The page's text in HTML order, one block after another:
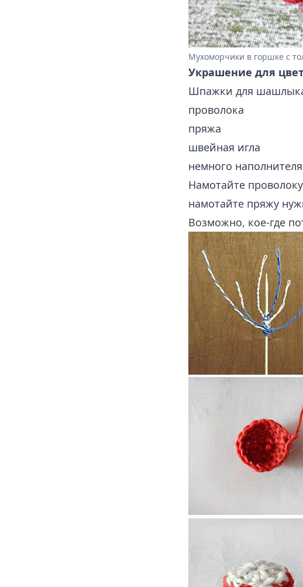
Мухоморчики в горшке с
Украшение для
Шпажки для
проволока
пряжа
швейная игла
немного наполнителя
Намотайте
намотайте пряжу
Возможно, кое-где